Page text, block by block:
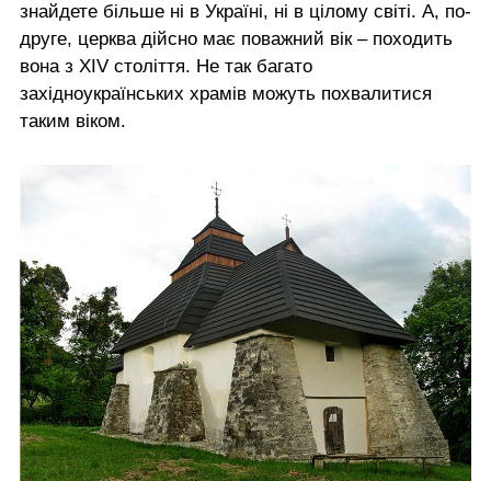
знайдете більше ні в Україні, ні в цілому світі. А, по-
друге, церква дійсно має поважний вік – походить
вона з XIV століття. Не так багато
західноукраїнських храмів можуть похвалитися
таким віком.